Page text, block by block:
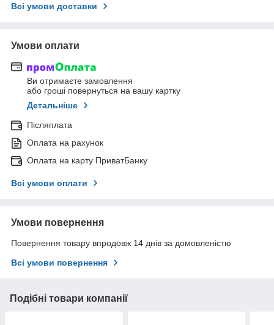
Всі умови доставки
Умови оплати
Ви отримаєте замовлення
або гроші повернуться на вашу картку
Детальніше
Післяплата
Оплата на рахунок
Оплата на карту ПриватБанку
Всі умови оплати
Умови повернення
Повернення товару впродовж 14 днів за домовленістю
Всі умови повернення
Подібні товари компанії